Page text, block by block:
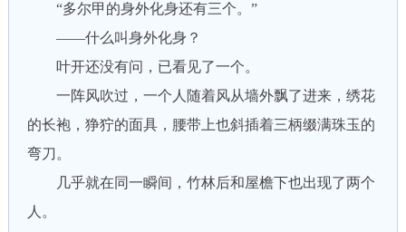
“多尔甲的身外化身还有三个。”
——什么叫身外化身？
叶开还没有问，已看见了一个。
一阵风吹过，一个人随着风从墙外飘了进来，绣花
的长袍，狰狞的面具，腰带上也斜插着三柄缀满珠玉的
弯刀。
几乎就在同一瞬间，竹林后和屋檐下也出现了两个
人。